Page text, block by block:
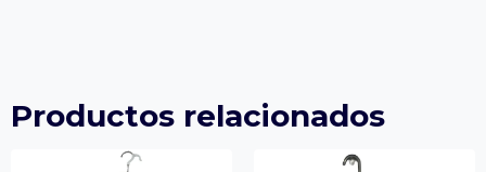
Productos relacionados